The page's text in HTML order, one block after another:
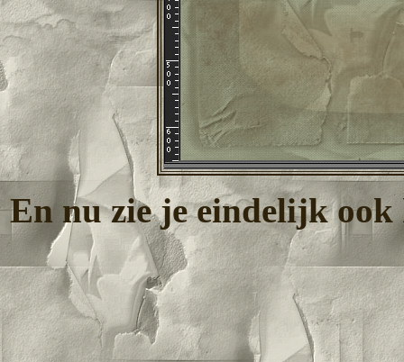
En nu zie je eindelijk